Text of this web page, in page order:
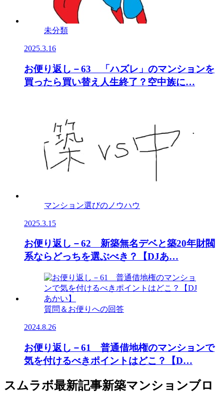
未分類
2025.3.16
お便り返し－63 「ハズレ」のマンションを
買ったら買い替え人生終了？空中族に…
マンション選びのノウハウ
2025.3.15
お便り返し－62 新築無名デベと築20年財閥
系ならどっちを選ぶべき？【DJあ…
質問＆お便りへの回答
2024.8.26
お便り返し－61 普通借地権のマンションで
気を付けるべきポイントはどこ？【D…
スムラボ最新記事新築マンションブロ